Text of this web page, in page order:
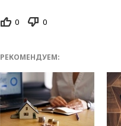
0 0
РЕКОМЕНДУЕМ: